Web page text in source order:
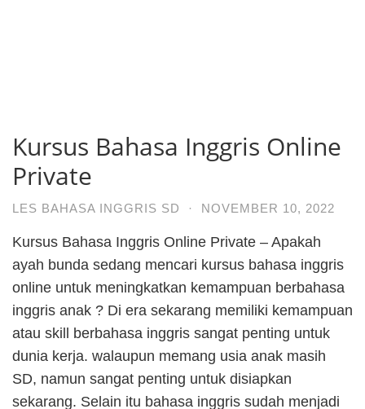
Kursus Bahasa Inggris Online
Private
LES BAHASA INGGRIS SD · NOVEMBER 10, 2022
Kursus Bahasa Inggris Online Private – Apakah
ayah bunda sedang mencari kursus bahasa inggris
online untuk meningkatkan kemampuan berbahasa
inggris anak ? Di era sekarang memiliki kemampuan
atau skill berbahasa inggris sangat penting untuk
dunia kerja. walaupun memang usia anak masih
SD, namun sangat penting untuk disiapkan
sekarang. Selain itu bahasa inggris sudah menjadi